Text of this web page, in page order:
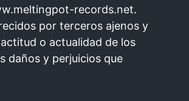
records.net.
por terceros ajenos y
o actualidad de los
daños y perjuicios que